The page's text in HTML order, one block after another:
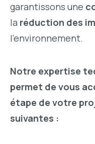
garantissons une
la réduction des
l’environnement.
Notre expertise
permet de vous
étape de votre
suivantes :